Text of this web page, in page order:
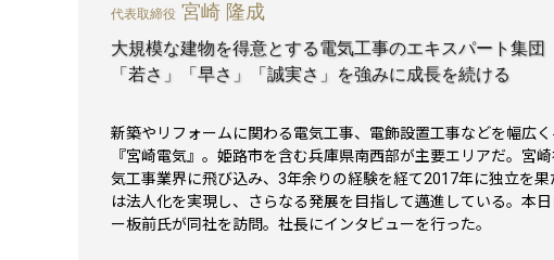
代表取締役 宮崎 隆成
大規模な建物を得意とする電気工事のエキスパート集団
「若さ」「早さ」「誠実さ」を強みに成長を続ける
新築やリフォームに関わる電気工事、電飾設置工事などを幅広
『宮崎電気』。姫路市を含む兵庫県南西部が主要エリアだ。宮
気工事業界に飛び込み、3年余りの経験を経て2017年に独立を
は法人化を実現し、さらなる発展を目指して邁進している。本
ー板前氏が同社を訪問。社長にインタビューを行った。